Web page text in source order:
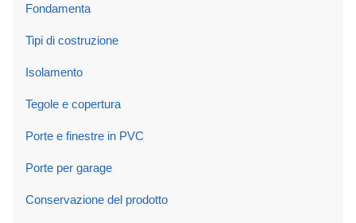
Fondamenta
Tipi di costruzione
Isolamento
Tegole e copertura
Porte e finestre in PVC
Porte per garage
Conservazione del prodotto